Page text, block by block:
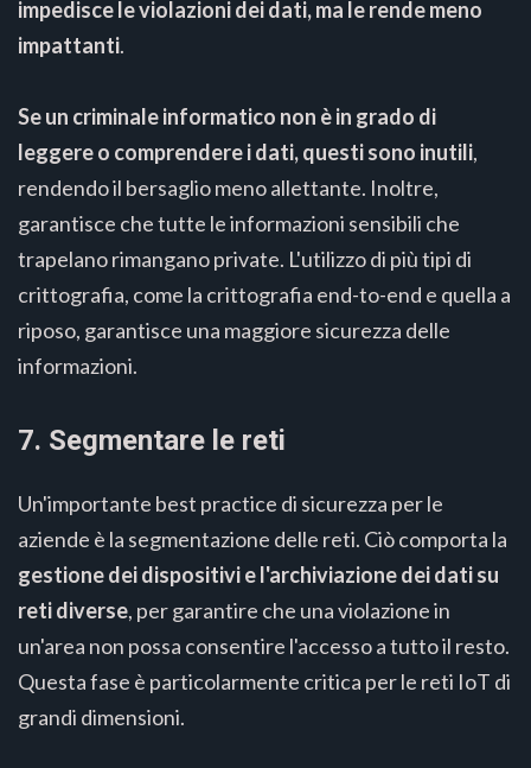
impedisce le violazioni dei dati, ma le rende meno
impattanti.
Se un criminale informatico non è in grado di
leggere o comprendere i dati, questi sono inutili,
rendendo il bersaglio meno allettante. Inoltre,
garantisce che tutte le informazioni sensibili che
trapelano rimangano private. L'utilizzo di più tipi di
crittografia, come la crittografia end-to-end e quella a
riposo, garantisce una maggiore sicurezza delle
informazioni.
7. Segmentare le reti
Un'importante best practice di sicurezza per le
aziende è la segmentazione delle reti. Ciò comporta la
gestione dei dispositivi e l'archiviazione dei dati su
reti diverse, per garantire che una violazione in
un'area non possa consentire l'accesso a tutto il resto.
Questa fase è particolarmente critica per le reti IoT di
grandi dimensioni.